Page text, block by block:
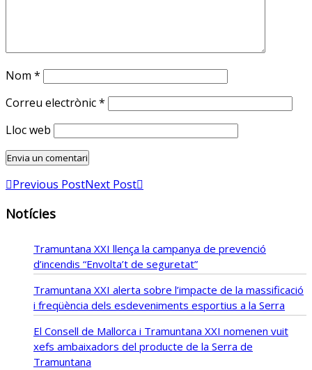
Nom *
Correu electrònic*
Lloc web
Previous PostNext Post
Notícies
Tramuntana XXI llença la campanya de prevenció
d’incendis “Envolta’t de seguretat”
Tramuntana XXI alerta sobre l’impacte de la massificació
i freqüència dels esdeveniments esportius a la Serra
El Consell de Mallorca i Tramuntana XXI nomenen vuit
xefs ambaixadors del producte de la Serra de
Tramuntana